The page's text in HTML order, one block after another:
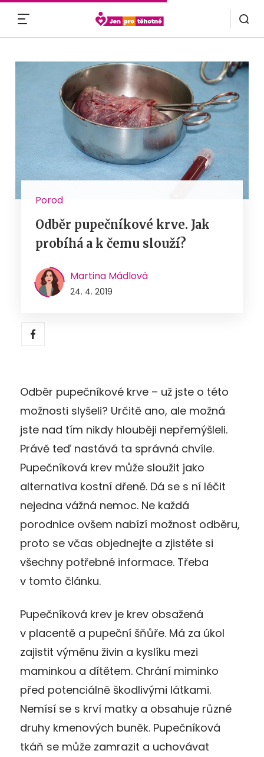
Porod
Odběr pupečníkové krve. Jak
probíhá a k čemu slouží?
Martina Mádlová
24. 4. 2019
Odběr pupečníkové krve – už jste o této
možnosti slyšeli? Určitě ano, ale možná
jste nad tím nikdy hlouběji nepřemýšleli.
Právě teď nastává ta správná chvíle.
Pupečníková krev může sloužit jako
alternativa kostní dřeně. Dá se s ní léčit
nejedna vážná nemoc. Ne každá
porodnice ovšem nabízí možnost odběru,
proto se včas objednejte a zjistěte si
všechny potřebné informace. Třeba
v tomto článku.
Pupečníková krev je krev obsažená
v placentě a pupeční šňůře. Má za úkol
zajistit výměnu živin a kyslíku mezi
maminkou a dítětem. Chrání miminko
před potenciálně škodlivými látkami.
Nemísí se s krví matky a obsahuje různé
druhy kmenových buněk. Pupečníková
tkáň se může zamrazit a uchovávat